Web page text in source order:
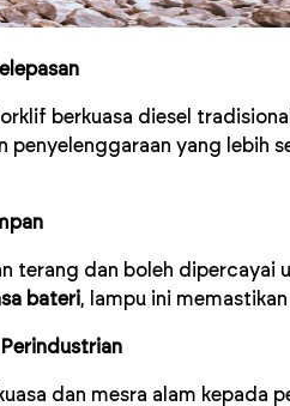
berkuasa diesel
penyelenggaraan yang
terang dan boleh
bateri, lampu ini
dan mesra alam kepada